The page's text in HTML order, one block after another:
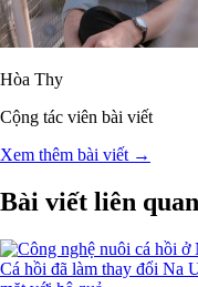
Hòa Thy
Cộng tác viên bài viết
Xem thêm bài viết →
Bài viết liên quan
Cá hồi đã làm thay đổi Na